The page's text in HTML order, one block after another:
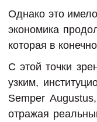
Однако это
экономика
которая в
С этой точки
узким,
Semper
отражая